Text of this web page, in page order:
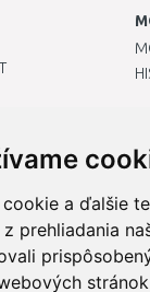
a ďalšie
prehliadania
BATÉRIU